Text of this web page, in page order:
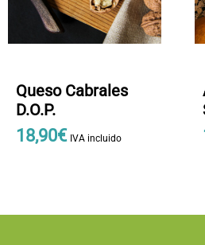
página
de
Queso Cabrales
D.O.P.
18,90€ IVA incluido
múltiples